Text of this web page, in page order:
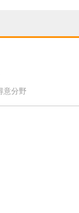
意分野